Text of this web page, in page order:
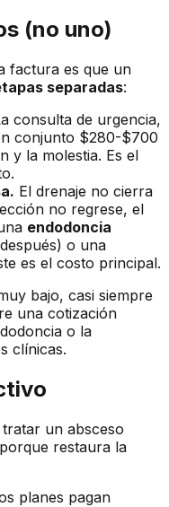
(no uno)
factura es que un
separadas:
consulta de urgencia,
conjunto $280-$700
y la molestia. Es el
El drenaje no cierra
no regrese, el
endodoncia
o una
es el costo principal.
bajo, casi siempre
una cotización
o la
clínicas.
un absceso
restaura la
planes pagan